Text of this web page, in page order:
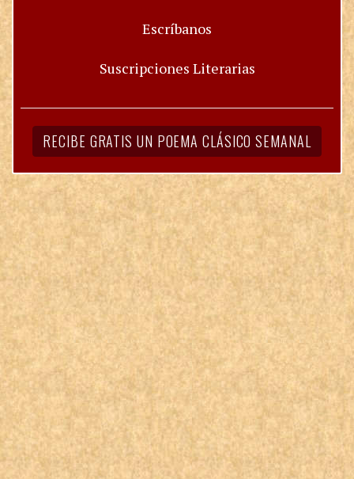
Escríbanos
Suscripciones Literarias
RECIBE GRATIS UN POEMA CLÁSICO SEMANAL